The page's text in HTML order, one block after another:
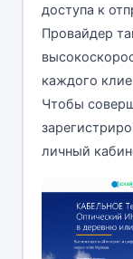
доступа к
Провайдер
каждого
Чтобы
личный